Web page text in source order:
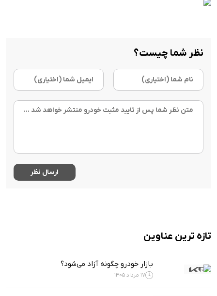
نظر شما چیست؟
تازه ترین عناوین
بازار خودرو چگونه آزاد می‌شود؟
17 مرداد 1405